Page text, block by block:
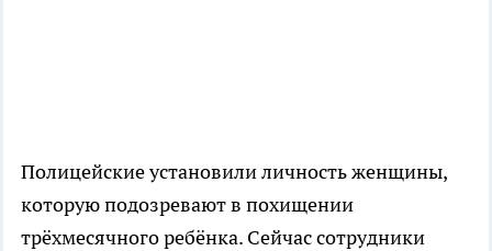
Полицейские установили личность женщины,
которую подозревают в похищении
трёхмесячного ребёнка. Сейчас сотрудники